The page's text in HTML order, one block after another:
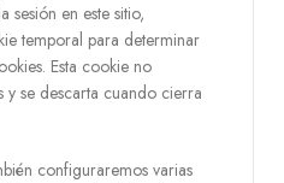
sesión en este sitio,
temporal para determinar
Esta cookie no
y se descarta cuando cierra
configuraremos varias